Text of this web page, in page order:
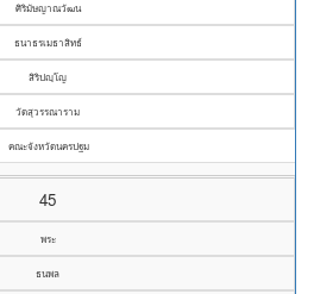
ศิริมัษญาณวัฒน
ธนาธรเมธาสิทธ์
สิริปญฺโญ
วัดสุวรรณาราม
คณะจังหวัดนครปฐม
45
พระ
ธนพล